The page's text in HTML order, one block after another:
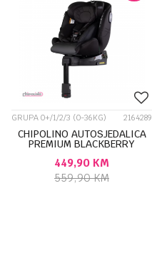
GRUPA 0+/1/2/3 (0-36KG) 2164289
CHIPOLINO AUTOSJEDALICA
PREMIUM BLACKBERRY
449,90 KM
559,90KM